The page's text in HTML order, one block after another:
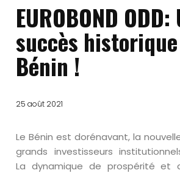
EUROBOND ODD:
succès
Bénin !
25 août 2021
Le Bénin est dorénavant, la
grands investisseurs
La dynamique de prospérité et